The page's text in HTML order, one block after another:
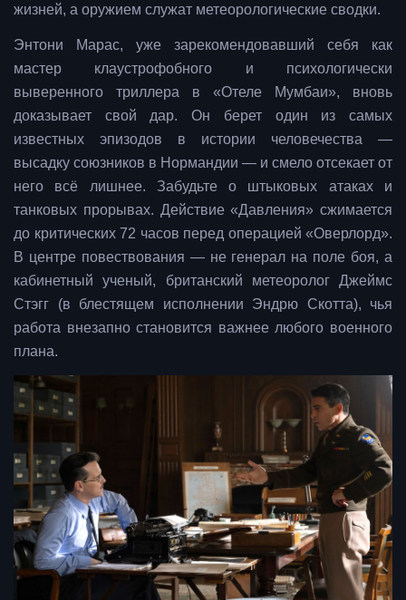
жизней, а оружием служат метеорологические сводки.
Энтони Марас, уже зарекомендовавший себя как
мастер клаустрофобного и психологически
выверенного триллера в «Отеле Мумбаи», вновь
доказывает свой дар. Он берет один из самых
известных эпизодов в истории человечества —
высадку союзников в Нормандии — и смело отсекает от
него всё лишнее. Забудьте о штыковых атаках и
танковых прорывах. Действие «Давления» сжимается
до критических 72 часов перед операцией «Оверлорд».
В центре повествования — не генерал на поле боя, а
кабинетный ученый, британский метеоролог Джеймс
Стэгг (в блестящем исполнении Эндрю Скотта), чья
работа внезапно становится важнее любого военного
плана.